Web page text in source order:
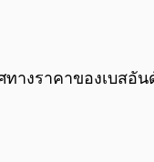
างราคาของเบสอั